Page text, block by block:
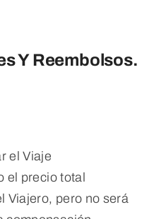
Y Reembolsos.
el Viaje
el precio total
Viajero, pero no será